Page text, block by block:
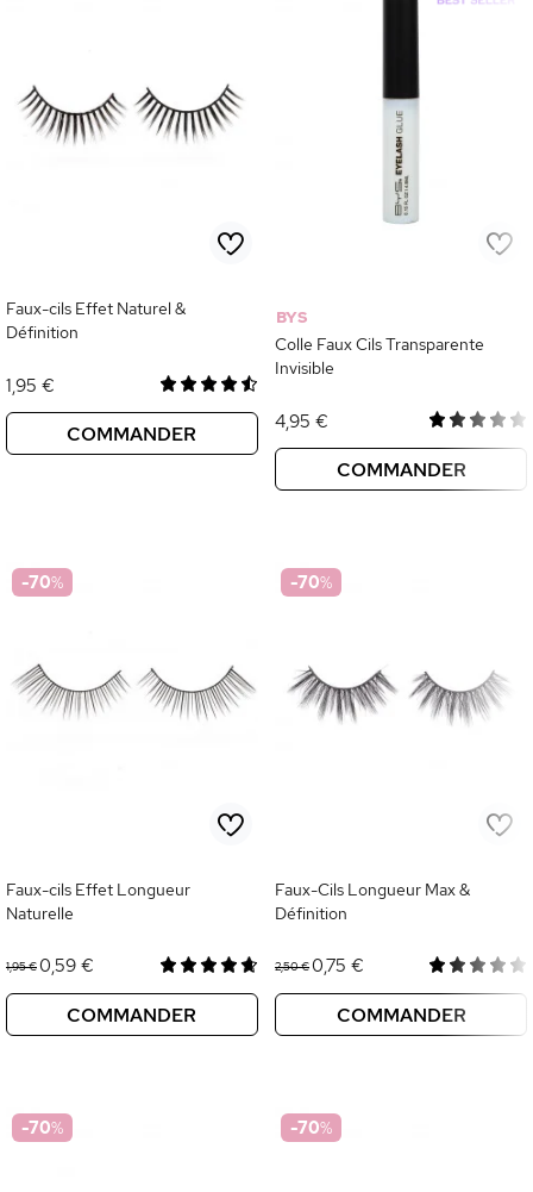
Faux-cils Effet Naturel &
Définition
1,95 €
COMMANDER
BYS
Colle Faux Cils Transparente
Invisible
4,95 €
COMMANDER
-70%
Faux-cils Effet Longueur
Naturelle
1,95 €0,59 €
COMMANDER
-70%
Faux-Cils Longueur Max &
Définition
2,50 €0,75 €
COMMANDER
-70% -70%